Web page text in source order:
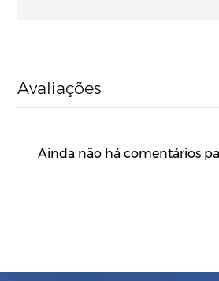
Avaliações
Ainda não há comentários